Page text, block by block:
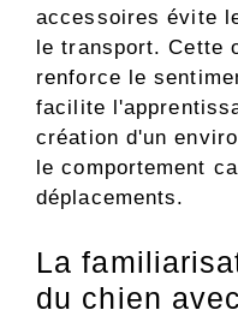
accessoires évite
le transport. Cette
renforce le
facilite
création d'un
le comportement
déplacements.
La
du chien